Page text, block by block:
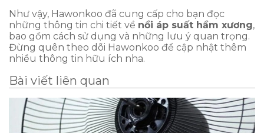
Như vậy, Hawonkoo đã cung cấp cho bạn đọc
những thông tin chi tiết về nồi áp suất hầm xương,
bao gồm cách sử dụng và những lưu ý quan trọng.
Đừng quên theo dõi Hawonkoo để cập nhật thêm
nhiều thông tin hữu ích nha.
Bài viết liên quan